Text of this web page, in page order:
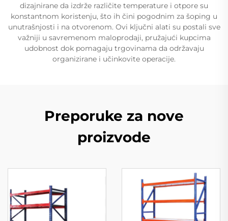
dizajnirane da izdrže različite temperature i otpore su
konstantnom koristenju, što ih čini pogodnim za šoping u
unutrašnjosti i na otvorenom. Ovi ključni alati su postali sve
važniji u savremenom maloprodaji, pružajući kupcima
udobnost dok pomagaju trgovinama da održavaju
organizirane i učinkovite operacije.
Preporuke za nove
proizvode